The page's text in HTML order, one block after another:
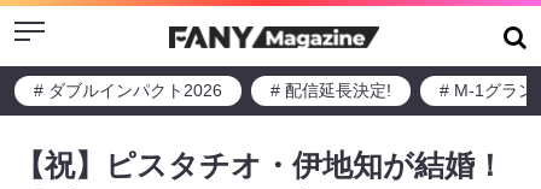
Menu
# ダブルインパクト2026 # 配信延長決定! # M-1グラン
【祝】ピスタチオ・伊地知が結婚！